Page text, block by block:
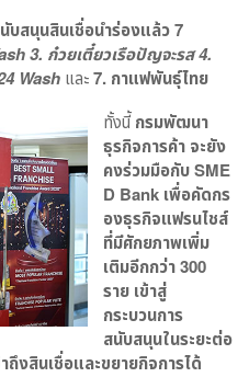
บสนุนสินเชื่อนำร่องแล้ว 7
3. ก๋วยเตี๋ยวเรือปัญจะรส 4.
Wash และ7. กาแฟพันธุ์ไทย
ทั้งนี้ กรมพัฒนา
ธุรกิจการค้า จะยัง
คงร่วมมือกับSME
D Bank เพื่อคัดกร
องธุรกิจแฟรนไชส์
ที่มีศักยภาพเพิ่ม
เติมอีกกว่า 300
ราย เข้าสู่
กระบวนการ
สนับสนุนในระยะต่อ
ถึงสินเชื่อและขยายกิจการได้